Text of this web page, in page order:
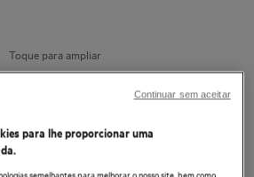
Toque para ampliar
encastre 7000
para lhe proporcionar uma
semelhantes para melhorar o nosso site, bem como
Continuar sem aceitar